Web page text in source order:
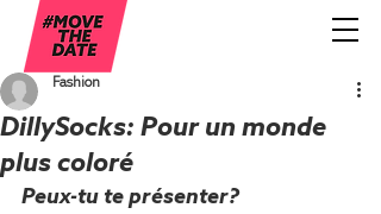
DillySocks: Pour un monde
plus coloré
Fashion
Peux-tu te présenter?